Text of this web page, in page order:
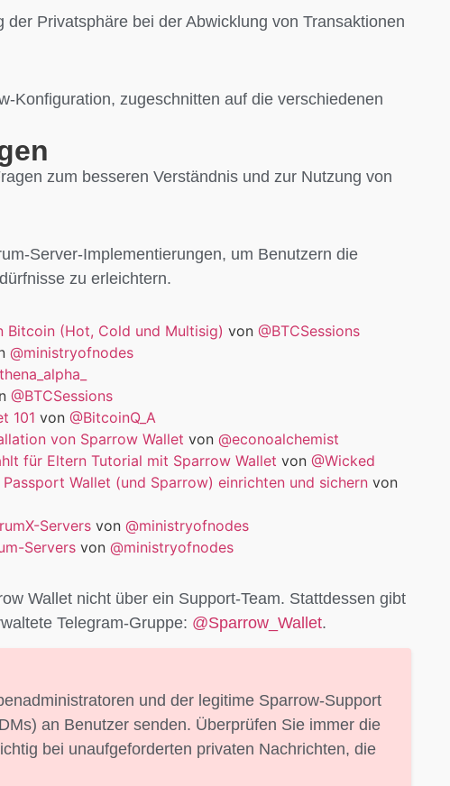
Privatsphäre bei der Abwicklung von Transaktionen
Konfiguration, zugeschnitten auf die verschiedenen
zum besseren Verständnis und zur Nutzung von
Server-Implementierungen, um Benutzern die
zu erleichtern.
Bitcoin (Hot, Cold und Multisig) von@BTCSessions
@ministryofnodes
@BTCSessions
101 von@BitcoinQ_A
von Sparrow Wallet von@econoalchemist
für Eltern Tutorial mit Sparrow Wallet von@Wicked
Wallet (und Sparrow) einrichten und sichern von
Servers von@ministryofnodes
Servers von@ministryofnodes
Wallet nicht über ein Support-Team. Stattdessen gibt
Telegram-Gruppe: @Sparrow_Wallet.
und der legitime Sparrow-Support
an Benutzer senden. Überprüfen Sie immer die
bei unaufgeforderten privaten Nachrichten, die